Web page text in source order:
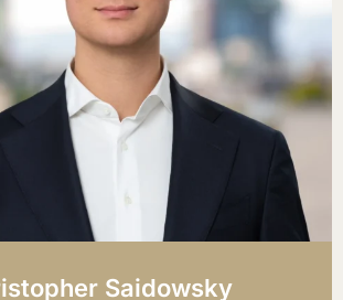
Saidowsky